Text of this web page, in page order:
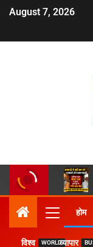
August 7, 2026
होम
विश्व WORLDव्यापार